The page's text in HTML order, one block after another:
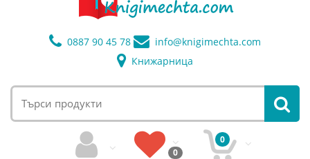
0887 90 45 78 info@knigimechta.com
Книжарница
0
0